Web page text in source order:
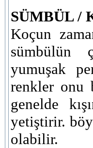
SÜMBÜL /
Koçun
yumuşak
renkler onu
genelde
yetiştirir.
olabilir.